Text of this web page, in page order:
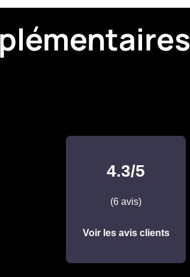
4.3/5
(6 avis)
Voir les avis clients